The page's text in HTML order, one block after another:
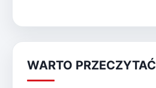
WARTO PRZECZYTAĆ